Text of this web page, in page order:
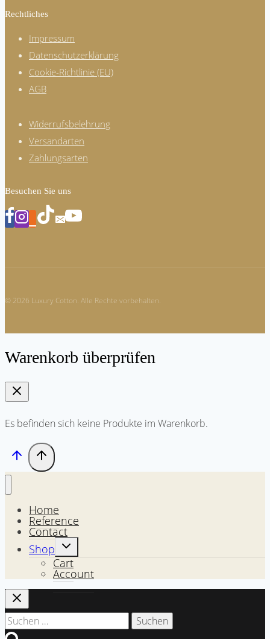
Rechtliches
Impressum
Datenschutzerklärung
Cookie-Richtlinie (EU)
AGB
Widerrufsbelehrung
Versandarten
Zahlungsarten
Besuchen Sie uns
© 2026 Luxury Cotton. Alle Rechte vorbehalten.
Warenkorb überprüfen
Es befinden sich keine Produkte im Warenkorb.
Home
Reference
Contact
Shop
Untermenü
Cart
Account
Suchen